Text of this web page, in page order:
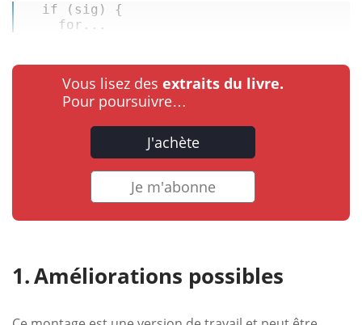
if (sig) {
for...
Vous lisez des extraits du livre.
Pour poursuivre…
J'achète
Je m'abonne
Améliorations possibles